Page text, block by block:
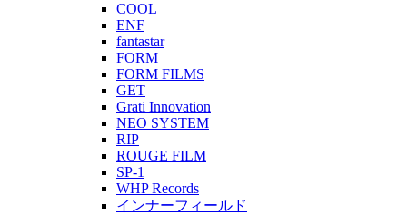
COOL
ENF
fantastar
FORM
FORM FILMS
GET
Grati Innovation
NEO SYSTEM
RIP
ROUGE FILM
SP-1
WHP Records
インナーフィールド